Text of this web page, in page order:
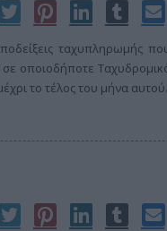
ταχυπληρωμής
οποιοδήποτε
το τέλος του μήνα αυτού.